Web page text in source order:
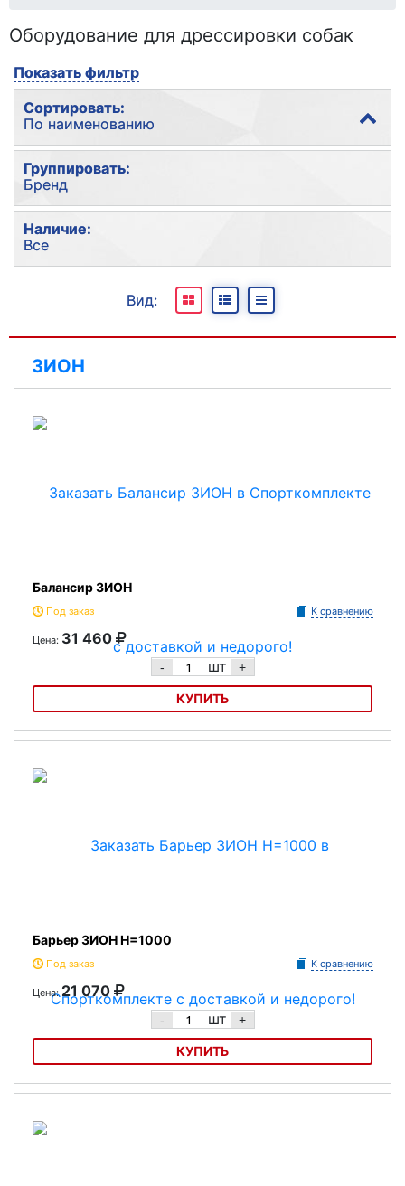
Оборудование для дрессировки собак
Показать фильтр
Сортировать:
По наименованию
По популярности
По наименованию
По цене
Группировать:
Бренд
Без группировки
Бренд
Наличие:
Все
Под заказ
Отсутствуют
Вид:
ЗИОН
Балансир ЗИОН
Под заказ К сравнению
Цена: 31 460
- шт +
КУПИТЬ
Балансир ЗИОН
Барьер ЗИОН H=1000
Под заказ К сравнению
Цена:21 070
- шт +
КУПИТЬ
Барьер ЗИОН H=1000